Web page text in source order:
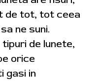
de tot, tot ceea
ne suni.
de lunete,
orice
gasi in